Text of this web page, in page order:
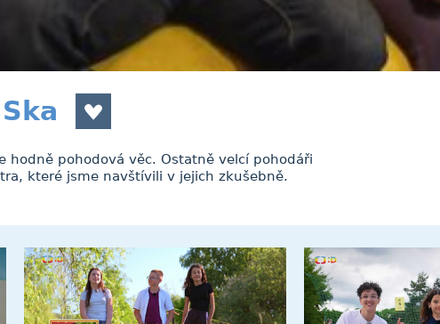
hodně pohodová věc. Ostatně velcí pohodáři
které jsme navštívili v jejich zkušebně.